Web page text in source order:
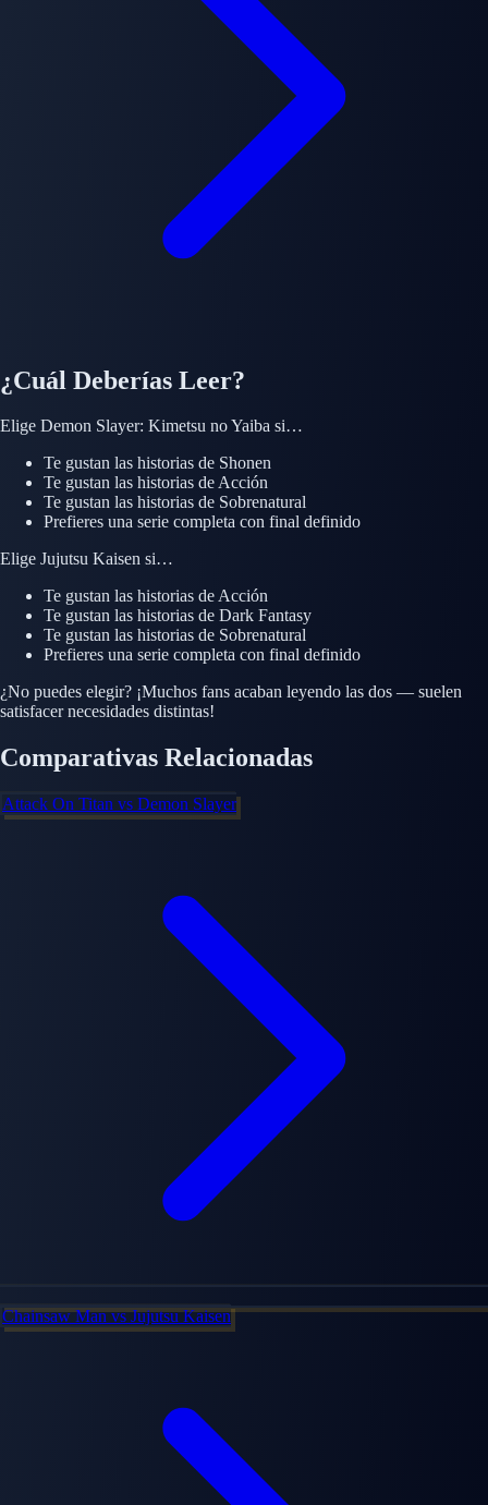
¿Cuál Deberías Leer?
Elige Demon Slayer: Kimetsu no Yaiba si…
Te gustan las historias de Shonen
Te gustan las historias deAcción
Te gustan las historias de Sobrenatural
Prefieres una serie completa con final definido
Elige Jujutsu Kaisen si…
Te gustan las historias deAcción
Te gustan las historias de Dark Fantasy
Te gustan las historias de Sobrenatural
Prefieres una serie completa con final definido
¿No puedes elegir? ¡Muchos fans acaban leyendo las dos — suelen
satisfacer necesidades distintas!
Comparativas Relacionadas
Attack On Titan vs Demon Slayer
Chainsaw ManvsJujutsu Kaisen